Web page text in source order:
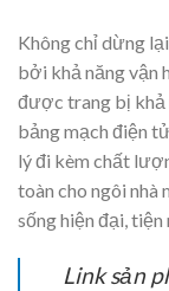
Không chỉ dừng
bởi khả năng vận
được trang bị khả
bảng mạch điện
lý đi kèm chất
toàn cho ngôi nhà
sống hiện đại, tiện
Link sản